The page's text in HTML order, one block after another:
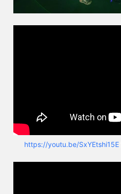
https://youtu.be/SxYEtshi15E